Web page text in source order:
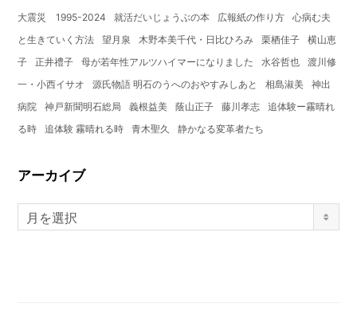
大震災 1995-2024
就活だいじょうぶの本 広報紙の作り方
心病む夫
と生きていく方法
望月泉 木野本美千代・日比ひろみ 栗栖佳子
横山恵
子
正井禮子 母が若年性アルツハイマーになりました 水谷哲也
渡川修
一・小西イサオ
源氏物語 明石のうへのおやすみしあと 相島淑美
神出
病院
神戸新聞明石総局 義根益美 蔭山正子 藤川孝志
追体験ー霧晴れ
る時
追体験 霧晴れる時 青木聖久 静かなる変革者たち
アーカイブ
月を選択